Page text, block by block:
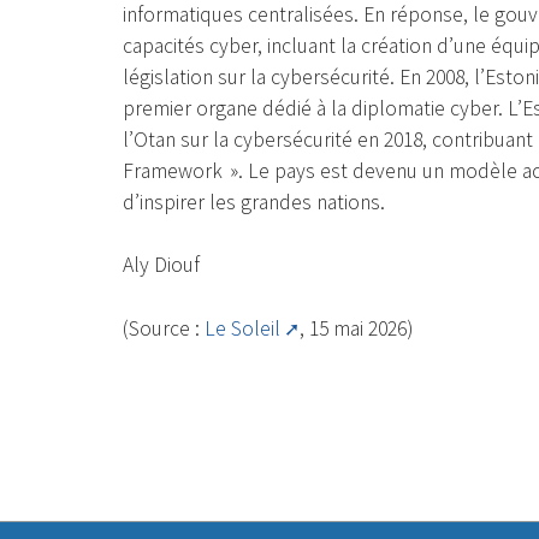
informatiques centralisées. En réponse, le
capacités cyber, incluant la création d’une
législation sur la cybersécurité. En 2008,
premier organe dédié à la diplomatie cyber.
l’Otan sur la cybersécurité en 2018,
Framework ». Le pays est devenu un modèle
d’inspirer les grandes nations.
Aly Diouf
(Source : Le Soleil , 15 mai 2026)